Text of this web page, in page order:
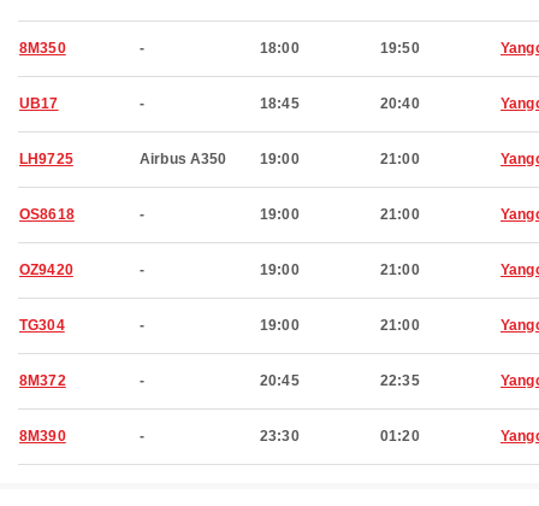
8M350 - 18:00 19:50
UB17 - 18:45 20:40
LH9725 Airbus A350 19:00 21:00
OS8618 - 19:00 21:00
OZ9420 - 19:00 21:00
TG304 - 19:00 21:00
8M372 - 20:45 22:35
8M390 - 23:30 01:20